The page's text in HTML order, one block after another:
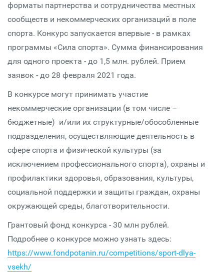
форматы партнерства и сотрудничества местных
сообществ и некоммерческих организаций в поле
спорта. Конкурс запускается впервые - в рамках
программы «Сила спорта». Сумма финансирования
для одного проекта - до 1,5 млн. рублей. Прием
заявок - до 28 февраля 2021 года.
В конкурсе могут принимать участие
некоммерческие организации (в том числе –
бюджетные) и/или их структурные/обособленные
подразделения, осуществляющие деятельность в
сфере спорта и физической культуры (за
исключением профессионального спорта), охраны и
профилактики здоровья, образования, культуры,
социальной поддержки и защиты граждан, охраны
окружающей среды, благотворительности.
Грантовый фонд конкурса - 30 млн рублей.
Подробнее о конкурсе можно узнать здесь:
https://www.fondpotanin.ru/competitions/sport-dlya-
vsekh/